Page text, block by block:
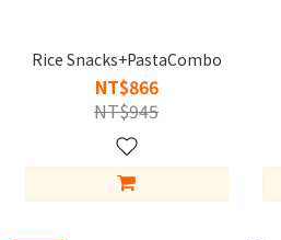
Rice Snacks+PastaCombo
NT$866
NT$945